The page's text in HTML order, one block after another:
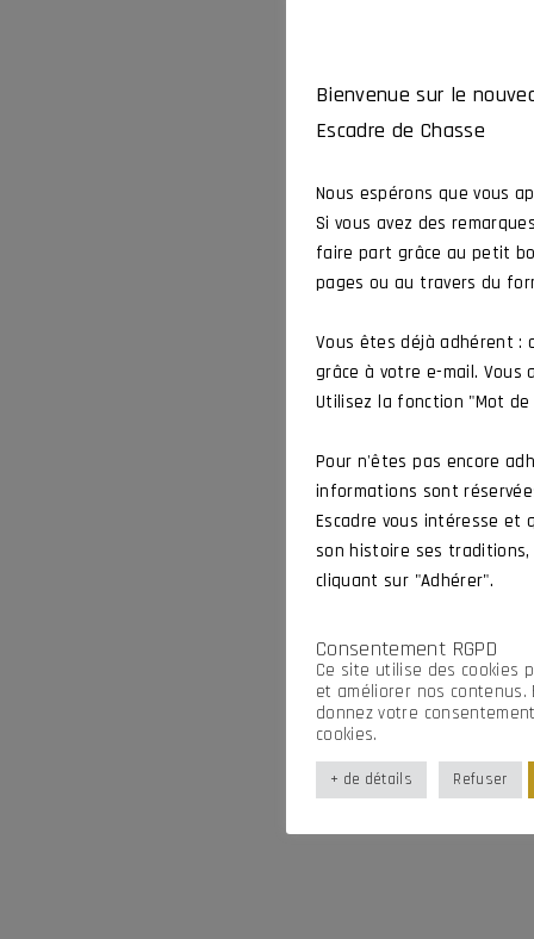
Bienvenue sur le
Escadre de Chasse
Nous espérons que vous
Si vous avez des
faire part grâce au petit
pages ou au travers du
Vous êtes déjà adhérent :
grâce à votre e-mail. Vous
Utilisez la fonction "Mot
Pour n'êtes pas encore
informations sont
Escadre vous intéresse et
son histoire ses
cliquant sur "Adhérer".
Consentement RGPD
Ce site utilise des cookies
et améliorer nos
donnez votre
cookies.
+ de détails Refuser